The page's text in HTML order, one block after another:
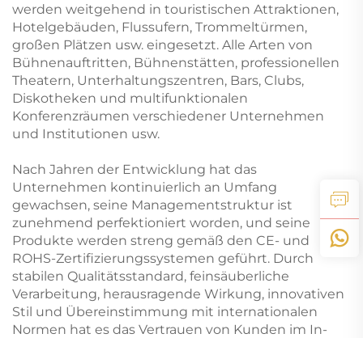
werden weitgehend in touristischen Attraktionen,
Hotelgebäuden, Flussufern, Trommeltürmen,
großen Plätzen usw. eingesetzt. Alle Arten von
Bühnenauftritten, Bühnenstätten, professionellen
Theatern, Unterhaltungszentren, Bars, Clubs,
Diskotheken und multifunktionalen
Konferenzräumen verschiedener Unternehmen
und Institutionen usw.
Nach Jahren der Entwicklung hat das
Unternehmen kontinuierlich an Umfang
gewachsen, seine Managementstruktur ist
zunehmend perfektioniert worden, und seine
Produkte werden streng gemäß den CE- und
ROHS-Zertifizierungssystemen geführt. Durch
stabilen Qualitätsstandard, feinsäuberliche
Verarbeitung, herausragende Wirkung, innovativen
Stil und Übereinstimmung mit internationalen
Normen hat es das Vertrauen von Kunden im In-